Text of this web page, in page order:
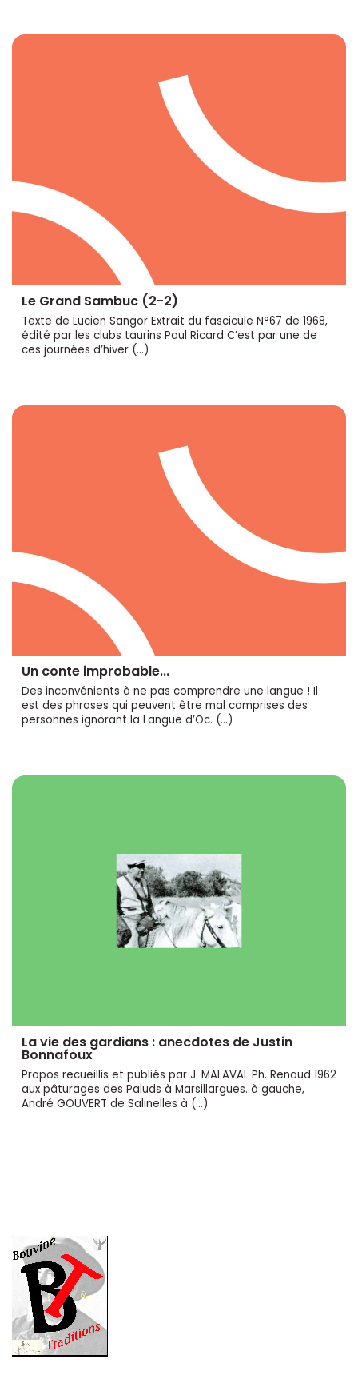
Le Grand Sambuc (2-2)
Texte de Lucien Sangor Extrait du fascicule N°67 de 1968,
édité par les clubs taurins Paul Ricard C’est par une de
ces journées d’hiver (…)
Un conte improbable...
Des inconvénients à ne pas comprendre une langue ! Il
est des phrases qui peuvent être mal comprises des
personnes ignorant la Langue d’Oc. (…)
La vie des gardians : anecdotes de Justin
Bonnafoux
Propos recueillis et publiés par J. MALAVAL Ph. Renaud 1962
aux pâturages des Paluds à Marsillargues. à gauche,
André GOUVERT de Salinelles à (…)